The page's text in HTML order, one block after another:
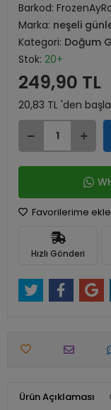
Barkod:
Marka: neşeli
Kategori: Doğum
Stok: 20+
249,90 TL
20,83 TL 'den
Favorilerime ekle
Hızlı Gönderi
Ürün Açıklaması